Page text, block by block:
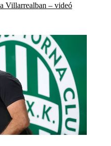
Villarrealban – videó